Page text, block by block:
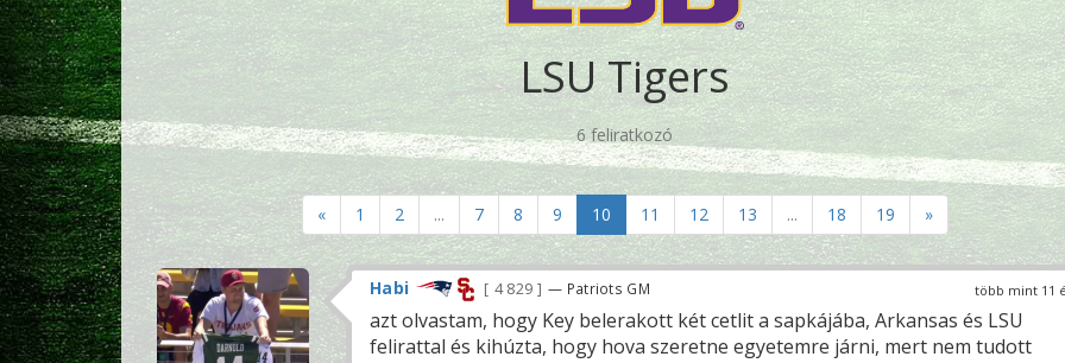
LSU Tigers
6 feliratkozó
« 1 2 ... 7 8 9 10 11 12 13 ... 18 19 »
több mint 11
Habi 4 829 — Patriots GM
azt olvastam, hogy Key belerakott két cetlit a sapkájába, Arkansas és LSU
felirattal és kihúzta, hogy hova szeretne egyetemre járni, mert nem tudott